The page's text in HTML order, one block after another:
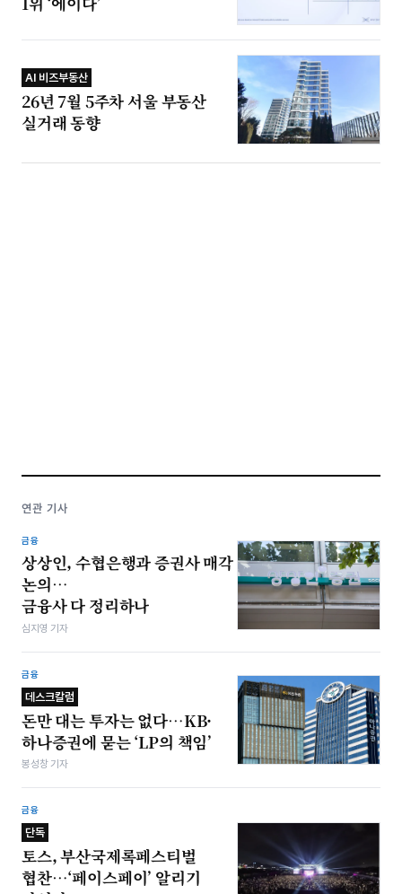
AI 비즈부동산
26년 7월 5주차 서울 부동산
실거래 동향
연관 기사
금융
상상인, 수협은행과 증권사 매각
논의…
금융사 다 정리하나
심지영 기자
금융
데스크칼럼
돈만 대는 투자는 없다…KB·
하나증권에 묻는 ‘LP의 책임’
봉성창 기자
금융
단독
토스, 부산국제록페스티벌
협찬…‘페이스페이’ 알리기